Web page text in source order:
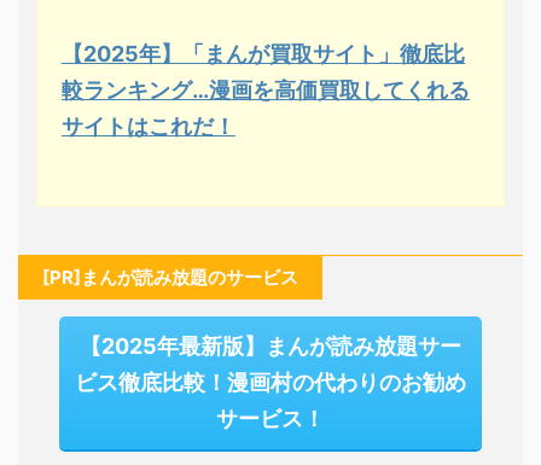
【2025年】「まんが買取サイト」徹底比
較ランキング…漫画を高価買取してくれる
サイトはこれだ！
[PR]まんが読み放題のサービス
【2025年最新版】まんが読み放題サー
ビス徹底比較！漫画村の代わりのお勧め
サービス！